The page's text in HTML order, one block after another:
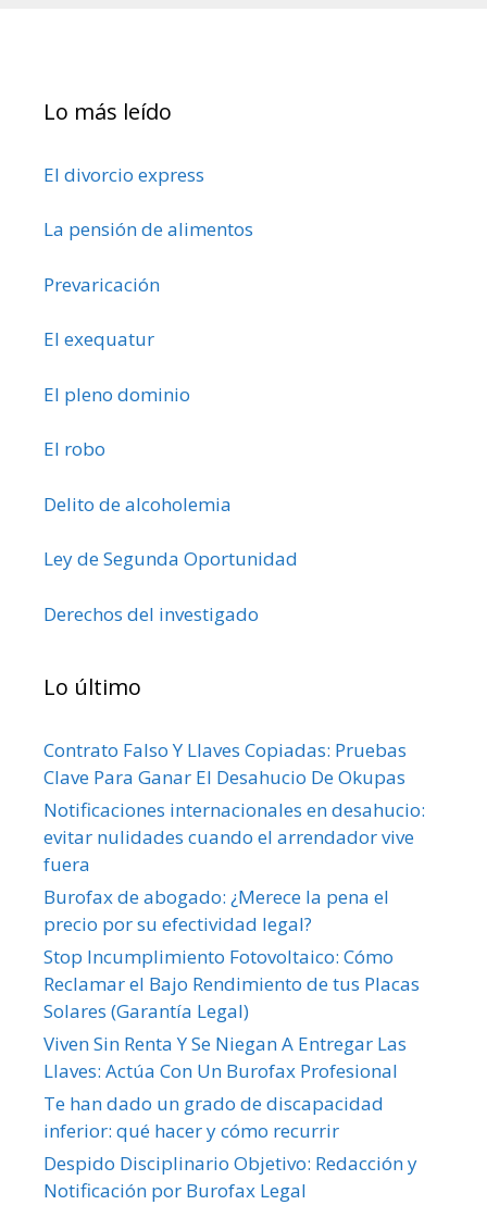
Lo más leído
El divorcio express
La pensión de alimentos
Prevaricación
El exequatur
El pleno dominio
El robo
Delito de alcoholemia
Ley de Segunda Oportunidad
Derechos del investigado
Lo último
Contrato Falso Y Llaves Copiadas: Pruebas
Clave Para Ganar El Desahucio De Okupas
Notificaciones internacionales en desahucio:
evitar nulidades cuando el arrendador vive
fuera
Burofax de abogado: ¿Merece la pena el
precio por su efectividad legal?
Stop Incumplimiento Fotovoltaico: Cómo
Reclamar el Bajo Rendimiento de tus Placas
Solares (Garantía Legal)
Viven Sin Renta Y Se Niegan A Entregar Las
Llaves: Actúa Con Un Burofax Profesional
Te han dado un grado de discapacidad
inferior: qué hacer y cómo recurrir
Despido Disciplinario Objetivo: Redacción y
Notificación por Burofax Legal